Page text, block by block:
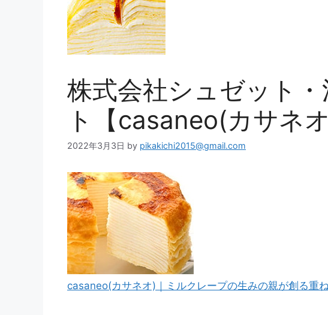
株式会社シュゼット
ト【casaneo(カサネオ
2022年3月3日 by pikakichi2015@gmail.com
casaneo(カサネオ)｜ミルクレープの生みの親が創る重